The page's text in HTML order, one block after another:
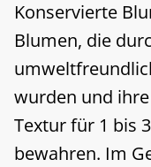
Konservierte
Blumen, die
wurden und
Textur für 1 bis
bewahren. Im